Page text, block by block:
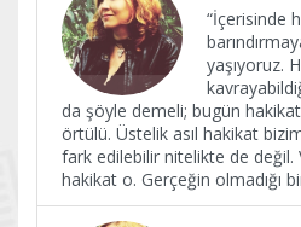
“İçerisinde
yaşıyoruz.
da şöyle demeli; bugün
örtülü. Üstelik asıl hakikat
fark edilebilir nitelikte de
hakikat o. Gerçeğin olmadığı